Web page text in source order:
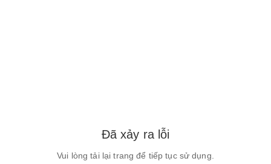
Đã xảy ra lỗi
Vui lòng tải lại trang để tiếp tục sử dụng.